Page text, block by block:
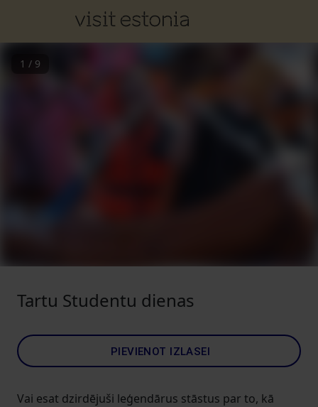
1 / 9
Tartu Studentu dienas
PIEVIENOT IZLASEI
Vai esat dzirdējuši leģendārus stāstus par to, kā